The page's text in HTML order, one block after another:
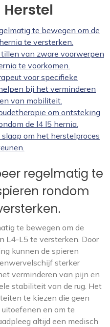
te bewegen om de
te versterken.
van zware voorwerpen
te voorkomen.
voor specifieke
bij het verminderen
van mobiliteit.
om ontsteking
de l4 l5 hernia.
om het herstelproces
regelmatig te
rondom
te bewegen om de
L4-L5 te versterken. Door
kunnen de spieren
sterker
verminderen van pijn en
stabiliteit van de rug. Het
te kiezen die geen
uitoefenen en om te
altijd een medisch